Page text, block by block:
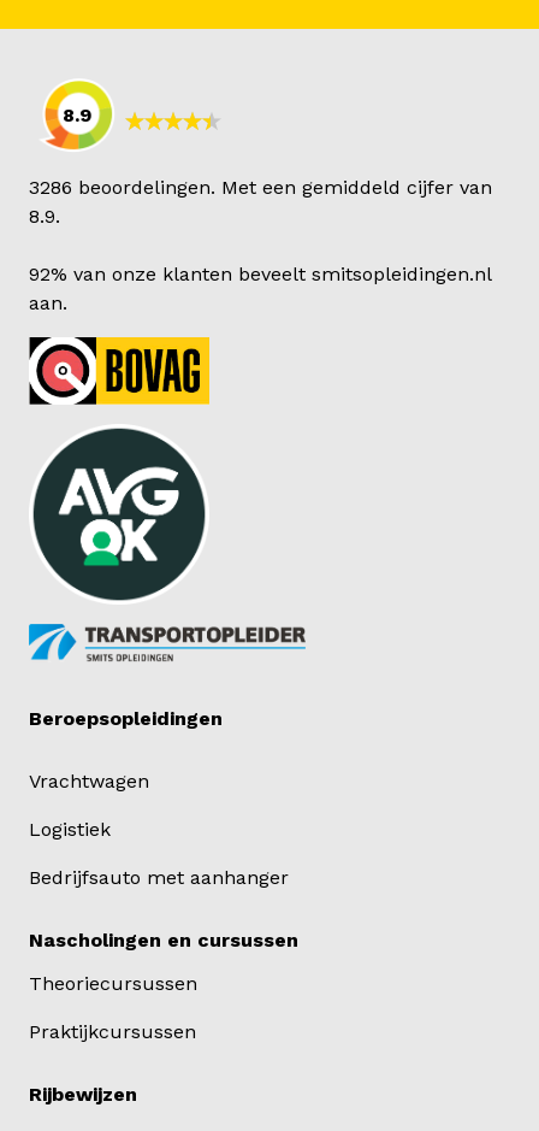
8.9
3286 beoordelingen. Met een gemiddeld cijfer van
8.9.
92% van onze klanten beveelt smitsopleidingen.nl
aan.
Beroepsopleidingen
Vrachtwagen
Logistiek
Bedrijfsauto met aanhanger
Nascholingen en cursussen
Theoriecursussen
Praktijkcursussen
Rijbewijzen